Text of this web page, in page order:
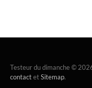
Testeur du dimanche ©
contactetSitemap.